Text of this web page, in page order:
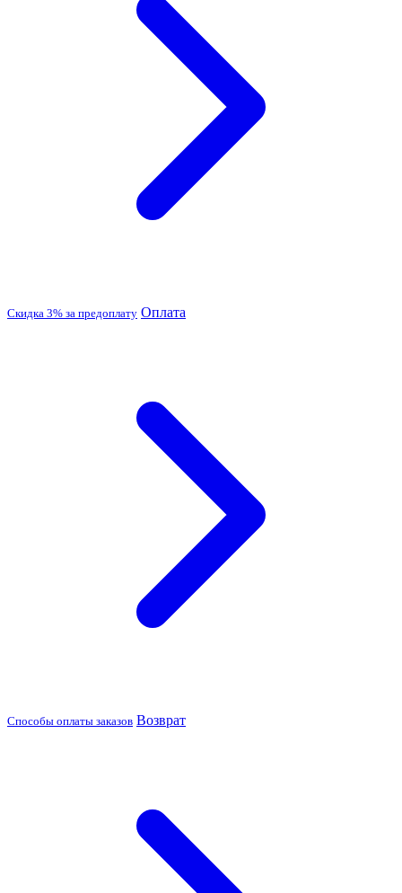
Скидка 3% за предоплату Оплата
Способы оплаты заказов Возврат